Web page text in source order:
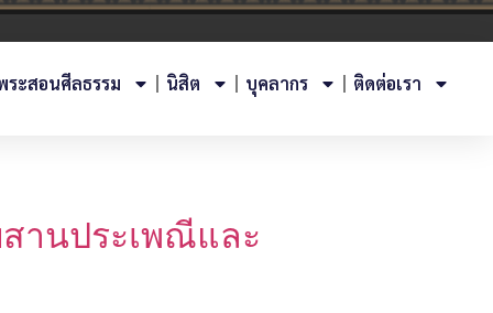
ระสอนศีลธรรม นิสิต บุคลากร ติดต่อเรา
านประเพณีและ